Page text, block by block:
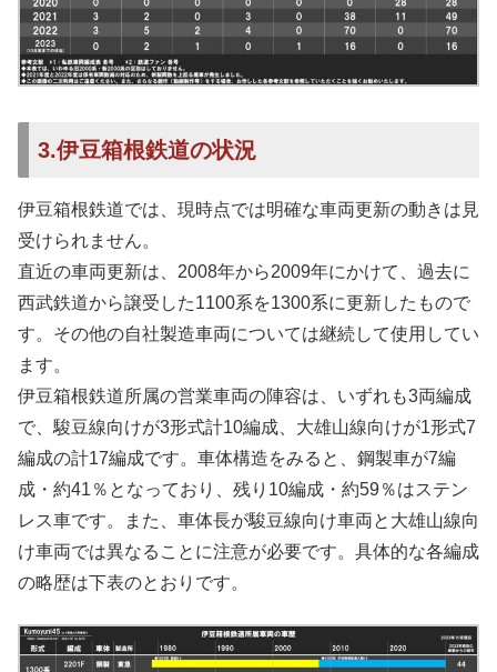
3.伊豆箱根鉄道の状況
伊豆箱根鉄道では、現時点では明確な車両更新の動きは見
受けられません。
直近の車両更新は、2008年から2009年にかけて、過去に
西武鉄道から譲受した1100系を1300系に更新したもので
す。その他の自社製造車両については継続して使用してい
ます。
伊豆箱根鉄道所属の営業車両の陣容は、いずれも3両編成
で、駿豆線向けが3形式計10編成、大雄山線向けが1形式7
編成の計17編成です。車体構造をみると、鋼製車が7編
成・約41％となっており、残り10編成・約59％はステン
レス車です。また、車体長が駿豆線向け車両と大雄山線向
け車両では異なることに注意が必要です。具体的な各編成
の略歴は下表のとおりです。